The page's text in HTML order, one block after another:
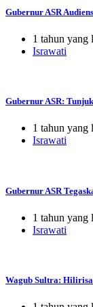
Gubernur ASR
1 tahun yang
Israwati
Gubernur ASR:
1 tahun yang
Israwati
Gubernur ASR
1 tahun yang
Israwati
Wagub Sultra: